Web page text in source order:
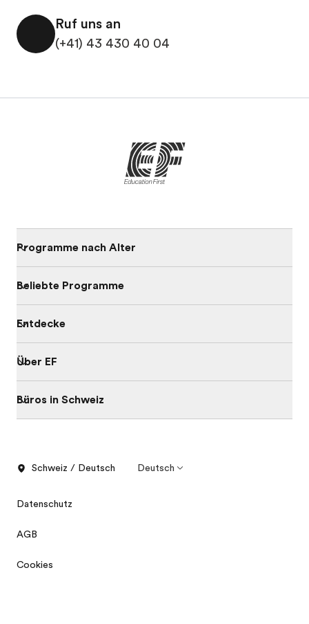
Ruf uns an
(+41) 43 430 40 04
Programme nach Alter
Beliebte Programme
Entdecke
Über EF
Büros in Schweiz
Schweiz / Deutsch Deutsch
Datenschutz
AGB
Cookies